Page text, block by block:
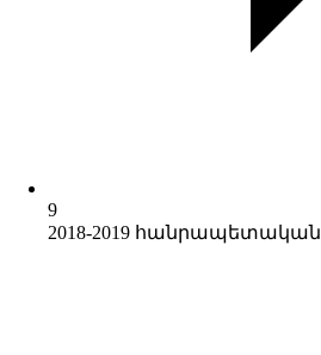
9
2018-2019 հանրապետական